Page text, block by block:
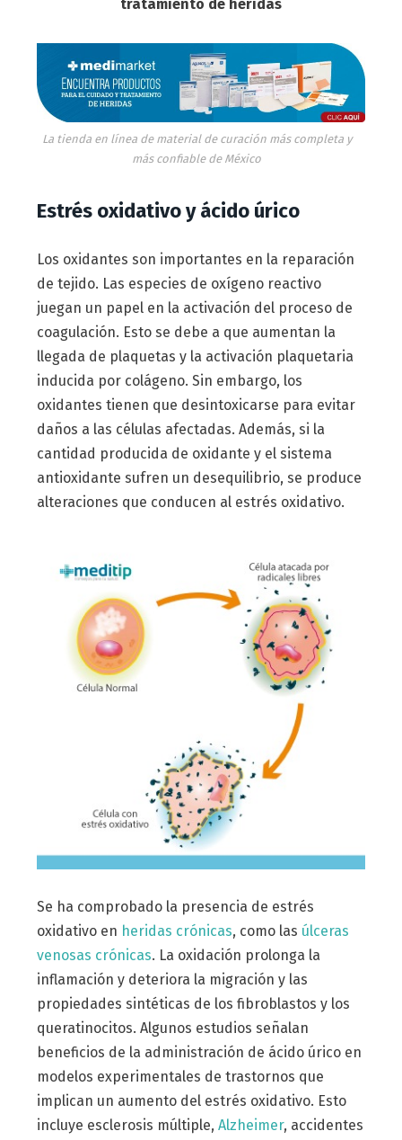
tratamiento de heridas
La tienda en línea de material de curación más completa y
más confiable de México
Estrés oxidativo y ácido úrico
Los oxidantes son importantes en la reparación
de tejido. Las especies de oxígeno reactivo
juegan un papel en la activación del proceso de
coagulación. Esto se debe a que aumentan la
llegada de plaquetas y la activación plaquetaria
inducida por colágeno. Sin embargo, los
oxidantes tienen que desintoxicarse para evitar
daños a las células afectadas. Además, si la
cantidad producida de oxidante y el sistema
antioxidante sufren un desequilibrio, se produce
alteraciones que conducen al estrés oxidativo.
Se ha comprobado la presencia de estrés
oxidativo en heridas crónicas, como las úlceras
venosas crónicas. La oxidación prolonga la
inflamación y deteriora la migración y las
propiedades sintéticas de los fibroblastos y los
queratinocitos. Algunos estudios señalan
beneficios de la administración de ácido úrico en
modelos experimentales de trastornos que
implican un aumento del estrés oxidativo. Esto
incluye esclerosis múltiple, Alzheimer, accidentes